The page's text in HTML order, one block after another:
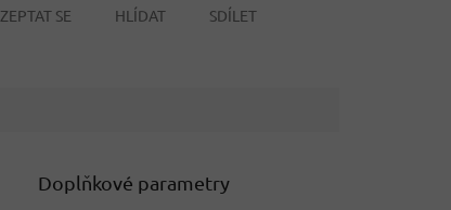
ZEPTAT SE HLÍDAT SDÍLET
Doplňkové parametry